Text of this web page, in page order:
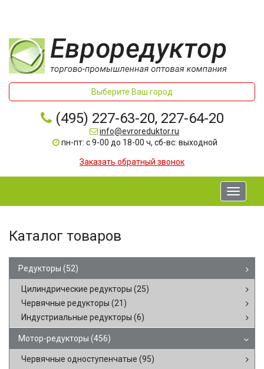
Выберите Ваш город
(495) 227-63-20, 227-64-20
info@evroreduktor.ru
пн-пт: с 9-00 до 18-00 ч, сб-вс: выходной
Заказать обратный звонок
Toggle
Каталог товаров
Редукторы (52)
Цилиндрические редукторы (25)
Червячные редукторы (21)
Индустриальные редукторы (6)
Мотор-редукторы (456)
Червячные одноступенчатые (95)